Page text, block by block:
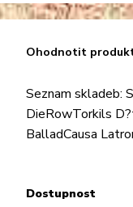
Ohodnotit
Seznam skladeb:
DieRowTorkils
BalladCausa
Dostupnost